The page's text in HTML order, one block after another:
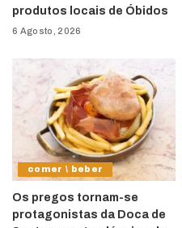
produtos locais de Óbidos
6 Agosto, 2026
comer \ beber
Os pregos tornam-se
protagonistas da Doca de